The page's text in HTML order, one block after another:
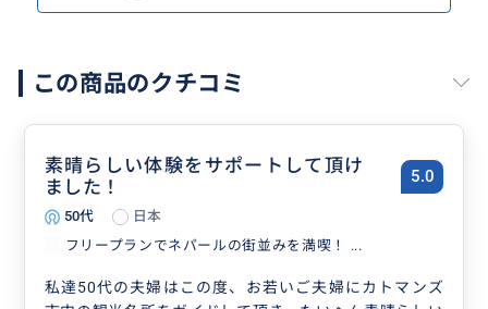
ーパタン街：ネパールの古都と呼ばれ、文化遺産がと
現地のお買い物も楽しめます
★バクタプル
ーダルバール広場：こちらも文化遺産の旧王宮などで
有名です
ー名物ヨーグルト：Ju-ju Dhauと呼ばれるヨーグルト
が有名
ーナガルコット：カトマンズ近郊で人気のヒマラヤの
なければヒマラヤを含めきれいなビューが見渡せます
この商品のクチコミ
素晴らしい体験をサポートして頂け
ました！
5.0
50代
日本
フリープランでネパールの街並みを満喫！ ...
私達50代の夫婦はこの度、お若いご夫婦にカトマンズ